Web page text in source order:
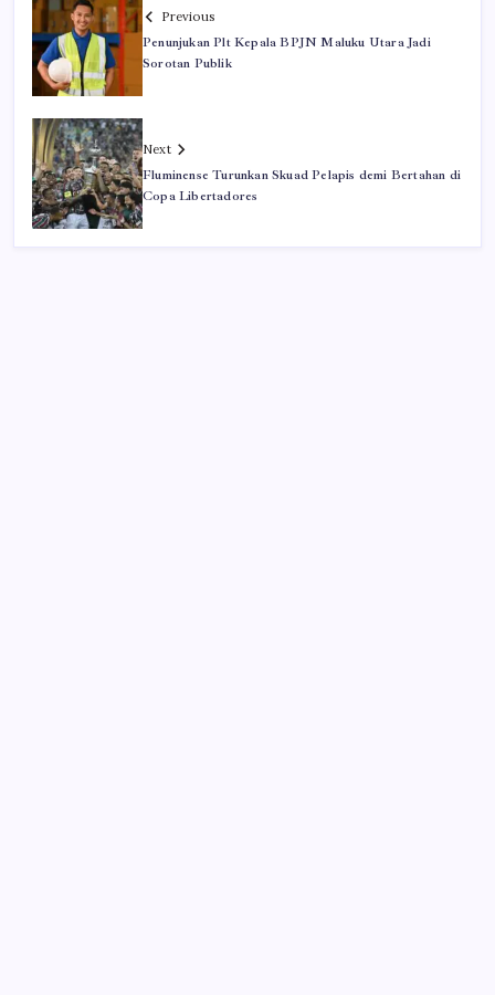
Previous
Penunjukan Plt Kepala BPJN Maluku Utara Jadi
Sorotan Publik
Next
Fluminense Turunkan Skuad Pelapis demi Bertahan di
Copa Libertadores